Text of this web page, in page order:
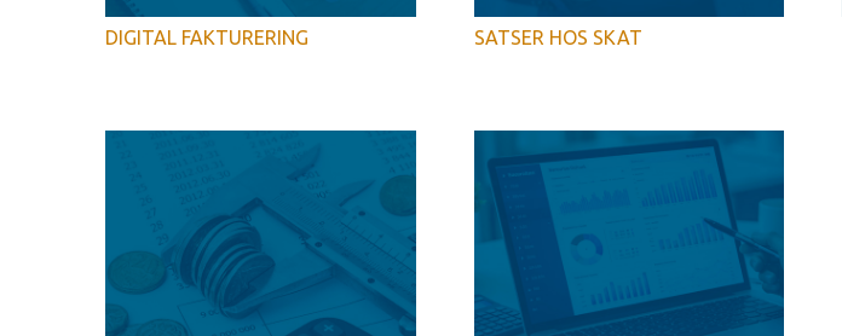
DIGITAL FAKTURERING SATSER HOS SKAT